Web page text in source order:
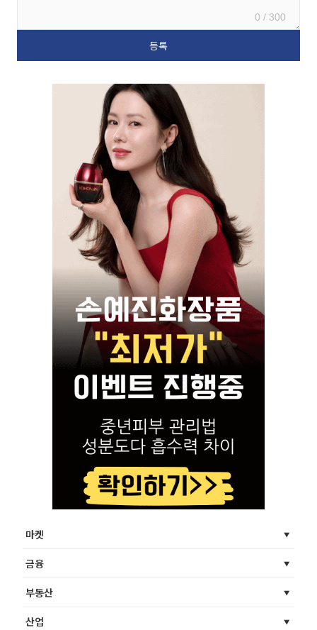
0 / 300
마켓
금융
부동산
산업